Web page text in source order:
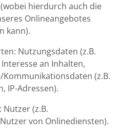
hierdurch auch die
Onlineangebotes
kann).
Nutzungsdaten (z.B.
an Inhalten,
(z.B.
IP-Adressen).
(z.B.
von Onlinediensten).